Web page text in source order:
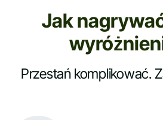
Jak
Przestań komplikować.